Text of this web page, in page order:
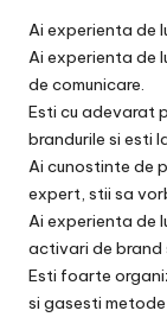
Ai experienta de
Ai experienta de
de comunicare.
Esti cu adevarat
brandurile si esti
Ai cunostinte de
expert, stii sa
Ai experienta de
activari de brand
Esti foarte
si gasesti